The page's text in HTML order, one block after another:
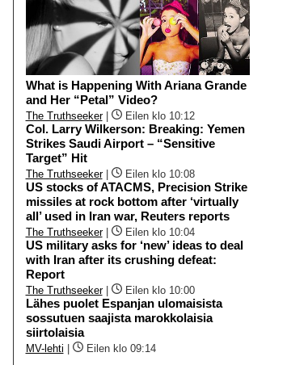
What is Happening With Ariana Grande
and Her “Petal” Video?
The Truthseeker| Eilen klo 10:12
Col. Larry Wilkerson: Breaking: Yemen
Strikes Saudi Airport – “Sensitive
Target” Hit
The Truthseeker| Eilen klo 10:08
US stocks of ATACMS, Precision Strike
missiles at rock bottom after ‘virtually
all’ used in Iran war, Reuters reports
The Truthseeker| Eilen klo 10:04
US military asks for ‘new’ ideas to deal
with Iran after its crushing defeat:
Report
The Truthseeker| Eilen klo 10:00
Lähes puolet Espanjan ulomaisista
sossutuen saajista marokkolaisia
siirtolaisia
MV-lehti Eilen klo 09:14